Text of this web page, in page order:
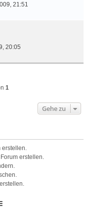
21:51
20:05
1
Gehe zu
erstellen.
erstellen.